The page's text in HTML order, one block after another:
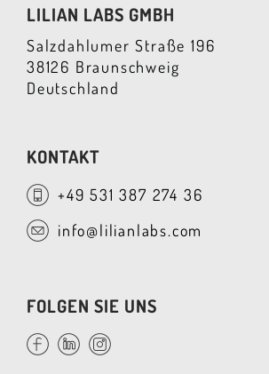
LILIAN LABS GMBH
Salzdahlumer Straße 196
38126 Braunschweig
Deutschland
KONTAKT
+49 531 387 274 36
info@lilianlabs.com
FOLGEN SIE UNS